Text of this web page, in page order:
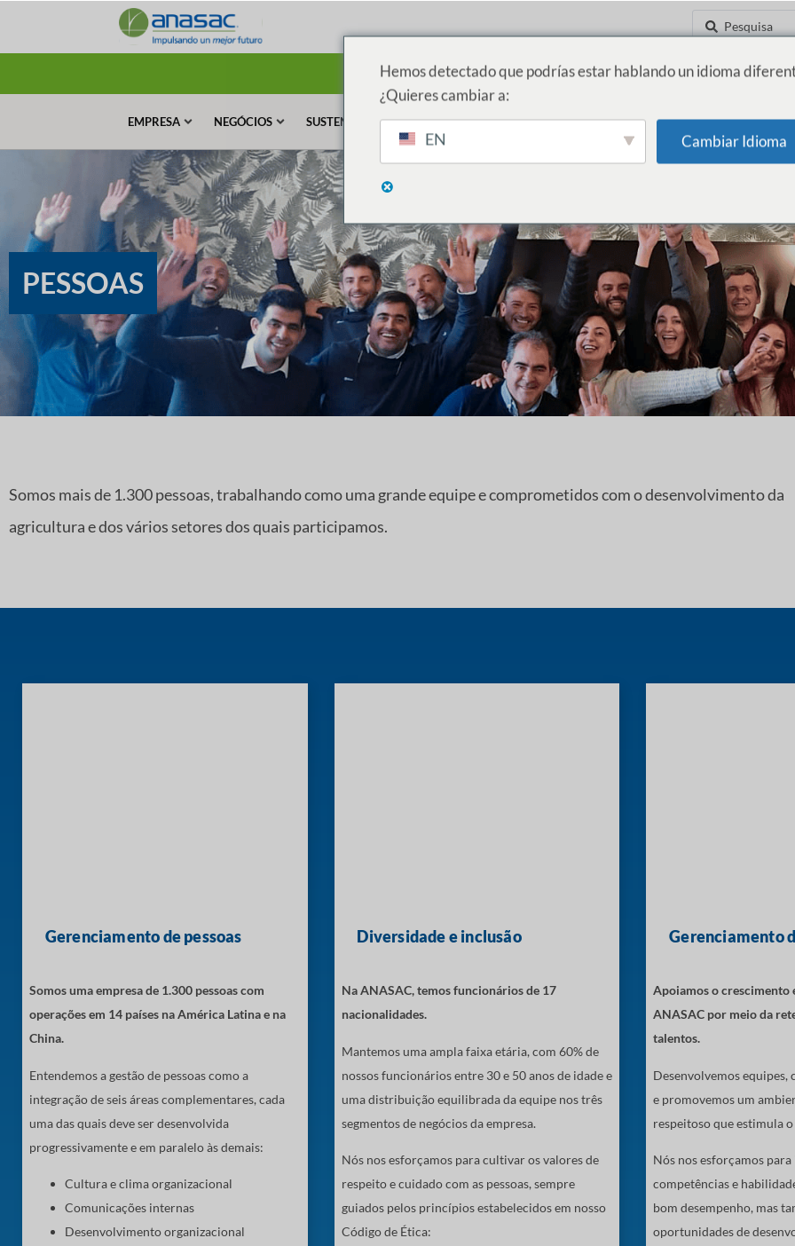
EMPRESA NEGÓCIOS SUSTENTABILIDADE INOVAÇÃO E NOVOS NEGÓCIOS NOTÍCIAS CONTATE-NOS
PESSOAS
Somos mais de 1.300 pessoas, trabalhando como uma grande equipe e comprometidos com o desenvolvimento da
agricultura e dos vários setores dos quais participamos.
Gerenciamento de pessoas
Somos uma empresa de 1.300 pessoas com
operações em 14 países na América Latina e na
China.
Entendemos a gestão de pessoas como a
integração de seis áreas complementares, cada
uma das quais deve ser desenvolvida
progressivamente e em paralelo às demais:
Cultura e clima organizacional
Comunicações internas
Desenvolvimento organizacional
Diversidade e inclusão
Na ANASAC, temos funcionários de 17
nacionalidades.
Mantemos uma ampla faixa etária, com 60% de
nossos funcionários entre 30 e 50 anos de idade e
uma distribuição equilibrada da equipe nos três
segmentos de negócios da empresa.
Nós nos esforçamos para cultivar os valores de
respeito e cuidado com as pessoas, sempre
guiados pelos princípios estabelecidos em nosso
Código de Ética:
Gerenciamento
Apoiamos o crescimento
ANASAC por meio da
talentos.
Desenvolvemos equipes,
e promovemos um
respeitoso que estimula
Nós nos esforçamos
competências e
bom desempenho, mas
oportunidades de
Hemos detectado que podrías estar hablando un idioma
¿Quieres cambiar a:
EN Cambiar Idioma